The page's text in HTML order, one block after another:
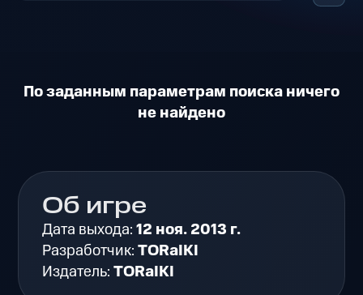
По заданным параметрам поиска ничего
не найдено
Об игре
Дата выхода:12 ноя. 2013 г.
Разработчик:TORaIKI
Издатель:TORaIKI